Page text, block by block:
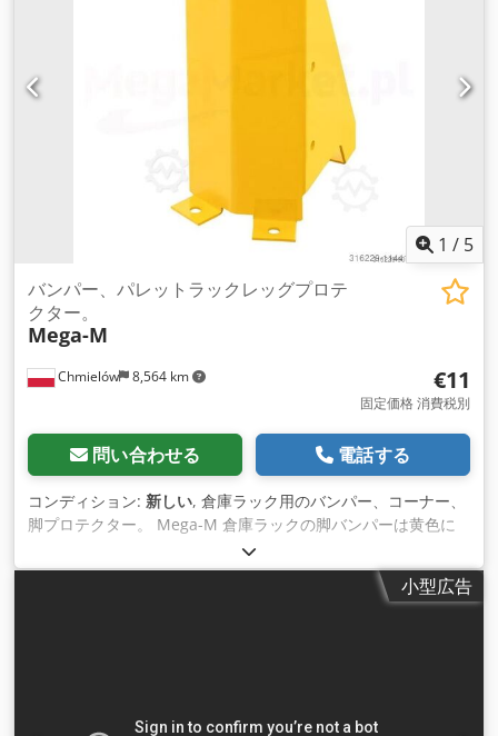
1 / 5
Chmielów 8,564 km
バンパー、パレットラックレッグプロテ
クター。
Mega-M
€11
固定価格 消費税別
問い合わせる 電話する
コンディション: 新しい, 倉庫ラック用のバンパー、コーナー、
脚プロテクター。 Mega-M 倉庫ラックの脚バンパーは黄色に
塗装されたスチール製です。床に恒久的に取り付けるための 4
つの穴と、ネジ止め用の側面穴などが付いています。水平ビー
ム。バンパーにより、倉庫内でフォークリフトを移動する際に
小型広告